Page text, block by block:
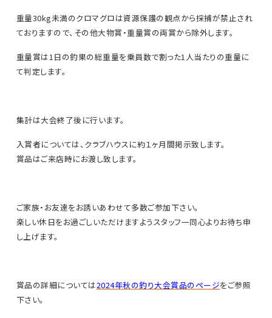
重量30kg未満のクロマグロは資源保護の観点から採捕が禁止され
ておりますので、その他大物賞・重量賞の両賞から除外します。
重量賞は1日の釣果の総重量を乗員数で割った1人当たりの重量に
て判定します。
集計は大会終了後に行います。
入賞者については、クラブハウスに約１ヶ月間掲示致します。
賞品はご来店時にお渡し致します。
ご家族・お友達をお誘いあわせて多数ご参加下さい。
楽しい休日をお過ごしいただけますようスタッフ一同心よりお待ち申
し上げます。
賞品の詳細については2024年秋の釣り大会賞品のページをご参照
下さい。